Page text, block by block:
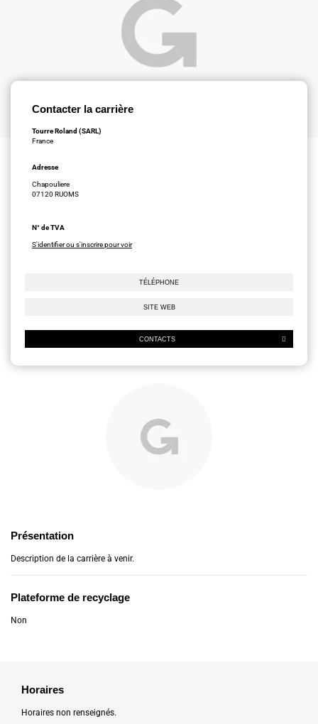
Contacter la carrière
Tourre Roland (SARL)
France
Adresse
Chapouliere
07120 RUOMS
N° de TVA
S'identifier ou s'inscrire pour voir
TÉLÉPHONE
SITE WEB
CONTACTS
Présentation
Description de la carrière à venir.
Plateforme de recyclage
Non
Horaires
Horaires non renseignés.